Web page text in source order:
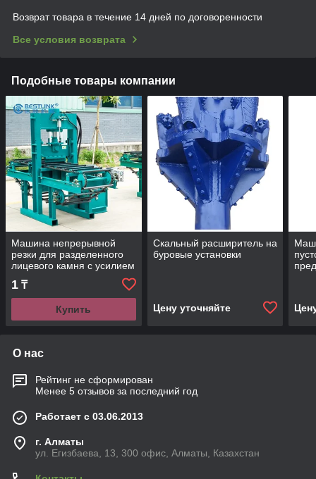
Возврат товара в течение 14 дней по договоренности
Все условия возврата
Подобные товары компании
Машина непрерывной
резки для разделенного
лицевого камня с усилием
раскалывания 80 тонн
1 ₸
Купить
Скальный расширитель на
буровые установки
Цену уточняйте
О нас
Рейтинг не сформирован
Менее 5 отзывов за последний год
Работает с 03.06.2013
г. Алматы
ул. Егизбаева, 13, 300 офис, Алматы, Казахстан